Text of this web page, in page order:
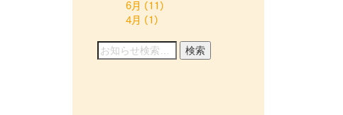
6月
(11)
4月
(1)